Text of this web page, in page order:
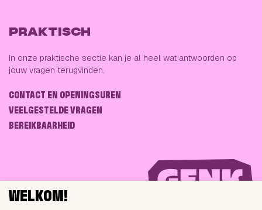
PRAKTISCH
In onze praktische sectie kan je al heel wat antwoorden op
jouw vragen terugvinden.
CONTACT EN OPENINGSUREN
VEELGESTELDE VRAGEN
BEREIKBAARHEID
WELKOM!